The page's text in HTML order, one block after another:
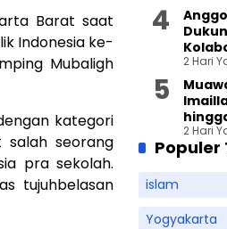
Barat saat
Indonesia ke-
Mubaligh
kategori
salah seorang
pra sekolah.
tujuhbelasan
2 Hari
2 Hari
Populer
islam
Yogyakarta